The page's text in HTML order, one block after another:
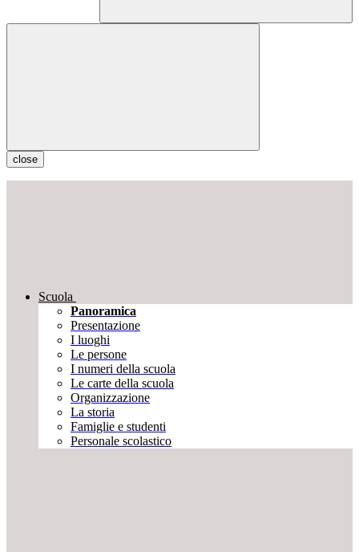
close
Scuola
Panoramica
Presentazione
I luoghi
Le persone
I numeri della scuola
Le carte della scuola
Organizzazione
La storia
Famiglie e studenti
Personale scolastico